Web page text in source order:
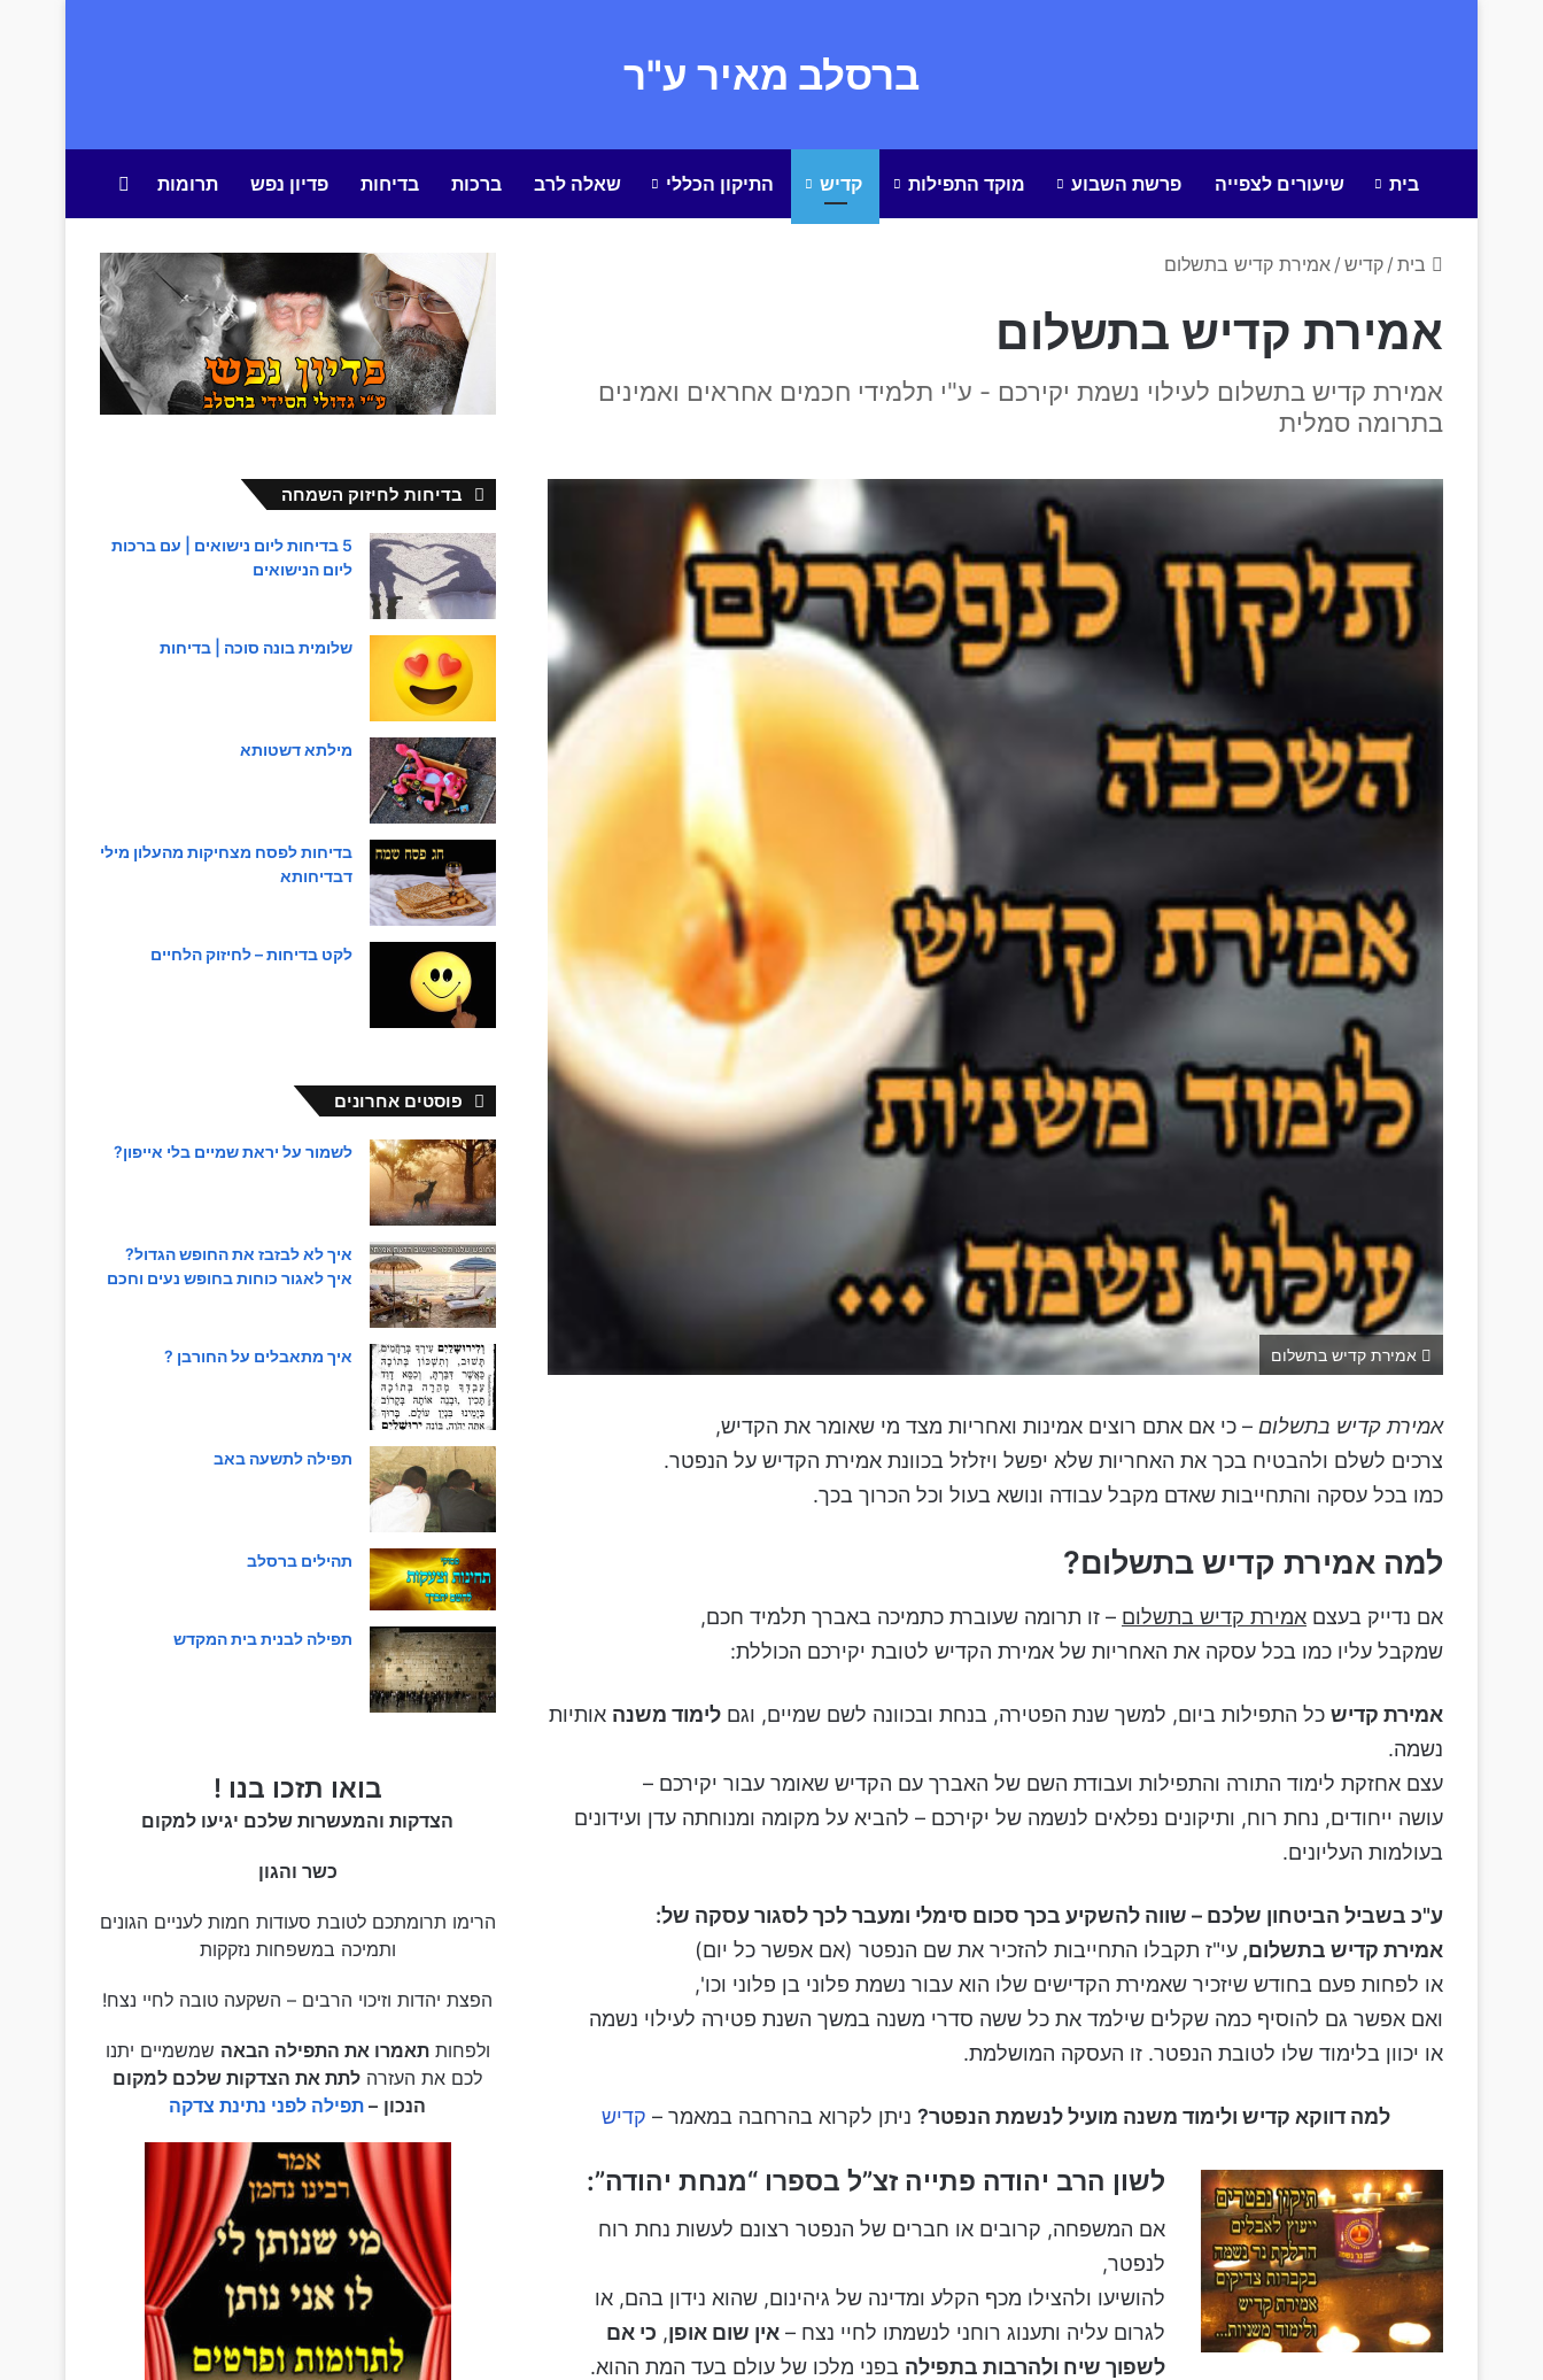
ברסלב מאיר ע"ר
בית שיעורים לצפייה פרשת השבוע מוקד התפילות קדיש התיקון הכללי שאלה לרב ברכות בדיחות פדיון נפש תרומות
בית / קדיש / אמירת קדיש בתשלום
אמירת קדיש בתשלום
אמירת קדיש בתשלום לעילוי נשמת יקירכם - ע"י תלמידי חכמים אחראים ואמינים
בתרומה סמלית
אמירת קדיש בתשלום
אמירת קדיש בתשלום – כי אם אתם רוצים אמינות ואחריות מצד מי שאומר את הקדיש,
צרכים לשלם ולהבטיח בכך את האחריות שלא יפשל ויזלזל בכוונת אמירת הקדיש על הנפטר.
כמו בכל עסקה והתחייבות שאדם מקבל עבודה ונושא בעול וכל הכרוך בכך.
למה אמירת קדיש בתשלום?
אם נדייק בעצם אמירת קדיש בתשלום – זו תרומה שעוברת כתמיכה באברך תלמיד חכם,
שמקבל עליו כמו בכל עסקה את האחריות של אמירת הקדיש לטובת יקירכם הכוללת:
אמירת קדיש כל התפילות ביום, למשך שנת הפטירה, בנחת ובכוונה לשם שמיים, וגם לימוד משנה אותיות
נשמה.
עצם אחזקת לימוד התורה והתפילות ועבודת השם של האברך עם הקדיש שאומר עבור יקירכם –
עושה ייחודים, נחת רוח, ותיקונים נפלאים לנשמה של יקירכם – להביא על מקומה ומנוחתה עדן ועידונים
בעולמות העליונים.
ע"כ בשביל הביטחון שלכם – שווה להשקיע בכך סכום סימלי ומעבר לכך לסגור עסקה של:
אמירת קדיש בתשלום, עי"ז תקבלו התחייבות להזכיר את שם הנפטר (אם אפשר כל יום)
או לפחות פעם בחודש שיזכיר שאמירת הקדישים שלו הוא עבור נשמת פלוני בן פלוני וכו',
ואם אפשר גם להוסיף כמה שקלים שילמד את כל ששה סדרי משנה במשך השנת פטירה לעילוי נשמה
או יכוון בלימוד שלו לטובת הנפטר. זו העסקה המושלמת.
למה דווקא קדיש ולימוד משנה מועיל לנשמת הנפטר? ניתן לקרוא בהרחבה במאמר – קדיש
לשון הרב יהודה פתייה זצ”ל בספרו “מנחת יהודה”:
אם המשפחה, קרובים או חברים של הנפטר רצונם לעשות נחת רוח
לנפטר,
להושיעו ולהצילו מכף הקלע ומדינה של גיהינום, שהוא נידון בהם, או
לגרום עליה ותענוג רוחני לנשמתו לחיי נצח –אין שום אופן, כי אם
לשפוך שיח ולהרבות בתפילה בפני מלכו של עולם בעד המת ההוא.
בדיחות לחיזוק השמחה
5 בדיחות ליום נישואים | עם ברכות
ליום הנישואים
שלומית בונה סוכה | בדיחות
מילתא דשטותא
בדיחות לפסח מצחיקות מהעלון מילי
דבדיחותא
לקט בדיחות – לחיזוק הלחיים
פוסטים אחרונים
לשמור על יראת שמיים בלי אייפון?
איך לא לבזבז את החופש הגדול?
איך לאגור כוחות בחופש נעים וחכם
איך מתאבלים על החורבן ?
תפילה לתשעה באב
תהילים ברסלב
תפילה לבנית בית המקדש
בואו תזכו בנו !
הצדקות והמעשרות שלכם יגיעו למקום
כשר והגון
הרימו תרומתכם לטובת סעודות חמות לעניים הגונים
ותמיכה במשפחות נזקקות
הפצת יהדות וזיכוי הרבים – השקעה טובה לחיי נצח!
ולפחותתאמרו את התפילה הבאה שמשמיים יתנו
לכם את העזרה לתת את הצדקות שלכם למקום
הנכון – תפילה לפני נתינת צדקה